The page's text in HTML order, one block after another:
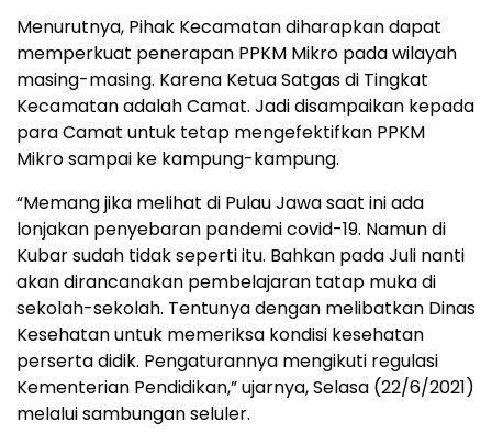
Menurutnya, Pihak Kecamatan diharapkan dapat
memperkuat penerapan PPKM Mikro pada wilayah
masing-masing. Karena Ketua Satgas di Tingkat
Kecamatan adalah Camat. Jadi disampaikan kepada
para Camat untuk tetap mengefektifkan PPKM
Mikro sampai ke kampung-kampung.
“Memang jika melihat di Pulau Jawa saat ini ada
lonjakan penyebaran pandemi covid-19. Namun di
Kubar sudah tidak seperti itu. Bahkan pada Juli nanti
akan dirancanakan pembelajaran tatap muka di
sekolah-sekolah. Tentunya dengan melibatkan Dinas
Kesehatan untuk memeriksa kondisi kesehatan
perserta didik. Pengaturannya mengikuti regulasi
Kementerian Pendidikan,” ujarnya, Selasa (22/6/2021)
melalui sambungan seluler.